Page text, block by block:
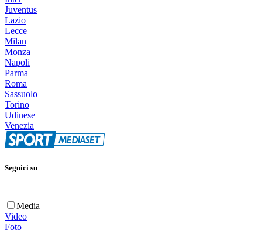
Juventus
Lazio
Lecce
Milan
Monza
Napoli
Parma
Roma
Sassuolo
Torino
Udinese
Venezia
Seguici su
Media
Video
Foto